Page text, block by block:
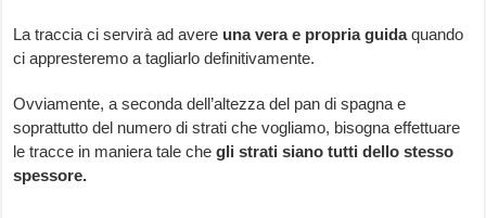
La traccia ci servirà ad avere una vera e propria guidaquando
ci appresteremo a tagliarlo definitivamente.
Ovviamente, a seconda dell’altezza del pan di spagna e
soprattutto del numero di strati che vogliamo, bisogna effettuare
le tracce in maniera tale chegli strati siano tutti dello stesso
spessore.